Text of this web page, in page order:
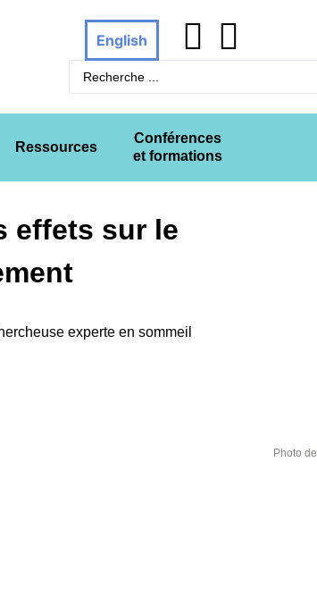
English
Ressources
Conférences
et formations
Photo de
effets sur le
experte en sommeil